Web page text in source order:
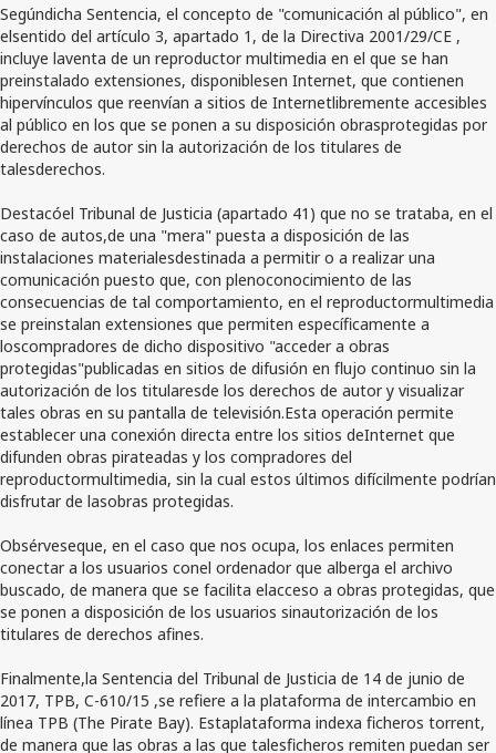
Segúndicha Sentencia, el concepto de "comunicación al público", en
elsentido del artículo 3, apartado 1, de la Directiva 2001/29/CE ,
incluye laventa de un reproductor multimedia en el que se han
preinstalado extensiones, disponiblesen Internet, que contienen
hipervínculos que reenvían a sitios de Internetlibremente accesibles
al público en los que se ponen a su disposición obrasprotegidas por
derechos de autor sin la autorización de los titulares de
talesderechos.
Destacóel Tribunal de Justicia (apartado 41) que no se trataba, en el
caso de autos,de una "mera" puesta a disposición de las
instalaciones materialesdestinada a permitir o a realizar una
comunicación puesto que, con plenoconocimiento de las
consecuencias de tal comportamiento, en el reproductormultimedia
se preinstalan extensiones que permiten específicamente a
loscompradores de dicho dispositivo "acceder a obras
protegidas"publicadas en sitios de difusión en flujo continuo sin la
autorización de los titularesde los derechos de autor y visualizar
tales obras en su pantalla de televisión.Esta operación permite
establecer una conexión directa entre los sitios deInternet que
difunden obras pirateadas y los compradores del
reproductormultimedia, sin la cual estos últimos difícilmente podrían
disfrutar de lasobras protegidas.
Obsérveseque, en el caso que nos ocupa, los enlaces permiten
conectar a los usuarios conel ordenador que alberga el archivo
buscado, de manera que se facilita elacceso a obras protegidas, que
se ponen a disposición de los usuarios sinautorización de los
titulares de derechos afines.
Finalmente,la Sentencia del Tribunal de Justicia de 14 de junio de
2017, TPB, C-610/15 ,se refiere a la plataforma de intercambio en
línea TPB (The Pirate Bay). Estaplataforma indexa ficheros torrent,
de manera que las obras a las que talesficheros remiten puedan ser